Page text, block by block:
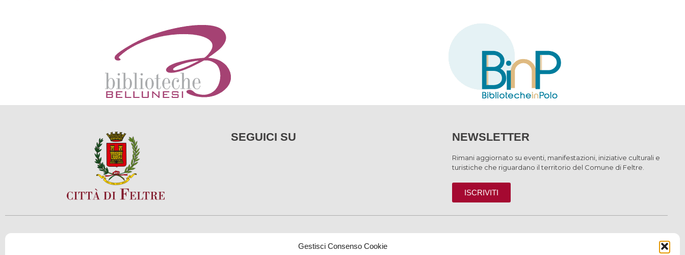
Gestisci Consenso Cookie
SEGUICI SU NEWSLETTER
Rimani aggiornato su eventi, manifestazioni, iniziative culturali e
turistiche che riguardano il territorio del Comune di Feltre.
ISCRIVITI
SERVIZI